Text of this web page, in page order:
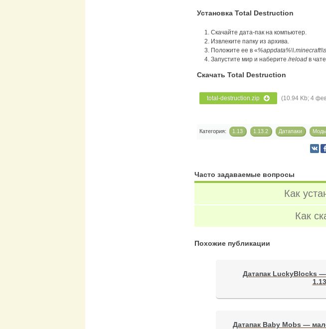
Установка Total Destruction
Скачайте дата-пак на компьютер.
Извлеките папку из архива.
Положите ее в «
Запустите мир и наберите/reload в
Скачать Total Destruction
total-destruction.zip (10.94 Kb; 4
Категория: 1.13 1.13.2 Датапаки
Часто задаваемые вопросы
Как
Как
Похожие публикации
Датапак LuckyBlocks
Датапак Baby Mobs —